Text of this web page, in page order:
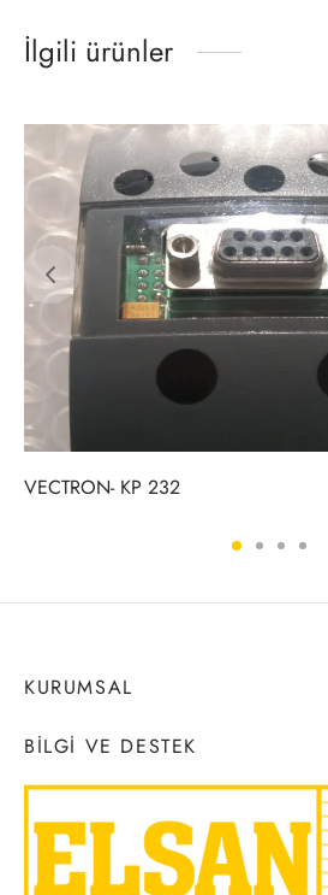
İlgili ürünler
VECTRON- KP 232
KURUMSAL
BILGI VE DESTEK